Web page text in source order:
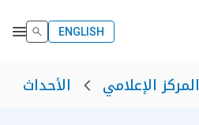
ENGLISH
المركز الإعلامي الأحداث